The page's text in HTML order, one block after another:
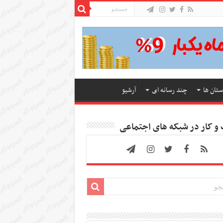
ها چند رسانه ای آرشیو
کار در شبکه های اجتماعی